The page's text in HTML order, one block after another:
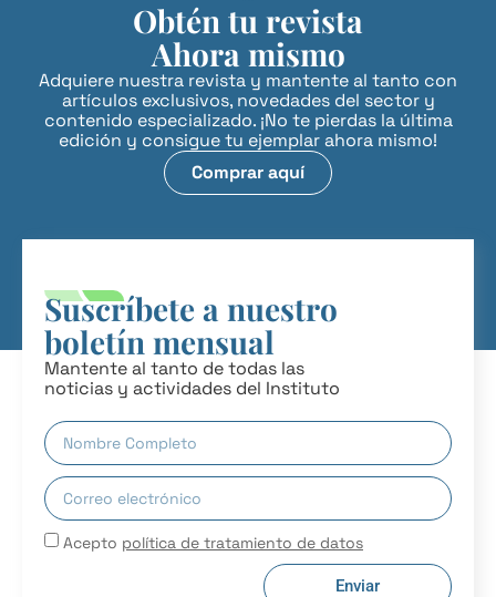
Obtén tu revista
Ahora mismo
Adquiere nuestra revista y mantente al tanto con
artículos exclusivos, novedades del sector y
contenido especializado. ¡No te pierdas la última
edición y consigue tu ejemplar ahora mismo!
Comprar aquí
Suscríbete a nuestro
boletín mensual
Mantente al tanto de todas las
noticias y actividades del Instituto
Acepto política de tratamiento de datos
Enviar